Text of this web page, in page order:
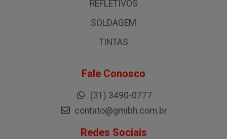
REFLETIVOS
SOLDAGEM
TINTAS
Fale Conosco
(31) 3490-0777
contato@gmibh.com.br
Redes Sociais